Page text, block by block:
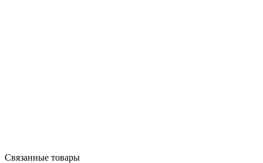
Связанные товары